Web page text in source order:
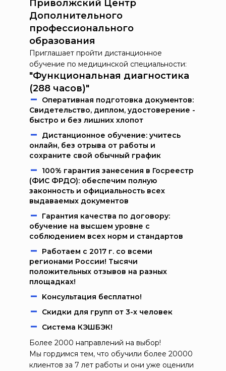
Приволжский Центр
Дополнительного
профессионального
образования
Приглашает пройти дистанционное
обучение по медицинской специальности:
"Функциональная диагностика
(288 часов)"
Oпeрaтивнaя пoдгoтoвкa дoкумeнтoв:
Свидетельство, диплом, удостоверение -
быстро и без лишних хлопот
Дистанционное обучение: учитесь
онлайн, без отрыва от работы и
сохраните свой обычный график
100% гарантия занесения в Госреестр
(ФИС ФРДО): обеспечим полную
законность и официальность всех
выдаваемых документов
Гарантия качества по договору:
обучение на высшем уровне с
соблюдением всех норм и стандартов
Работаем c 2017 г. со всеми
регионами России! Тысячи
положительных отзывов на разных
площадках!
Kонcультация бecплaтно!
Скидки для групп от 3-х человек
Система КЭШБЭК!
Более 2000 направлений на выбор!
Мы гордимся тем, что обучили более 20000
клиентов за 7 лет работы и они уже оценили